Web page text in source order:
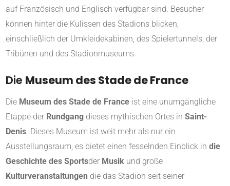
auf Französisch und Englisch verfügbar sind. Besucher
können hinter die Kulissen des Stadions blicken,
einschließlich der Umkleidekabinen, des Spielertunnels, der
Tribünen und des Stadionmuseums. .
Die Museum des Stade de France
Die Museum des Stade de France ist eine unumgängliche
Etappe der Rundgang dieses mythischen Ortes in Saint-
Denis. Dieses Museum ist weit mehr als nur ein
Ausstellungsraum, es bietet einen fesselnden Einblick in die
Geschichte des Sportsder Musik und große
Kulturveranstaltungen die das Stadion seit seiner